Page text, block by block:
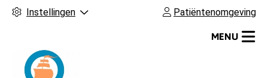
Instellingen Patiëntenomgeving
MENU